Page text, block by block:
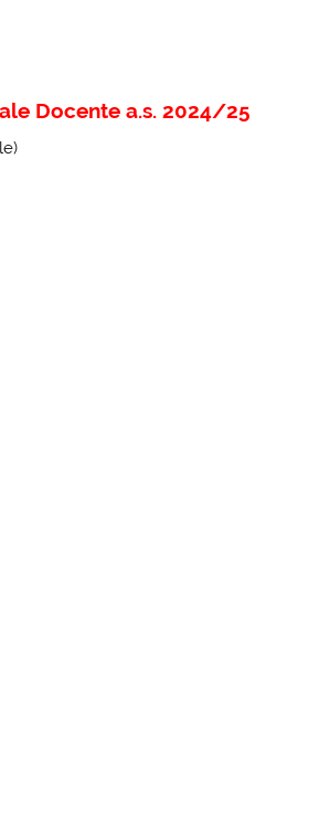
Docente a.s. 2024/25